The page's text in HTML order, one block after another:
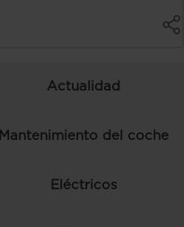
Actualidad
Mantenimiento del coche
Eléctricos